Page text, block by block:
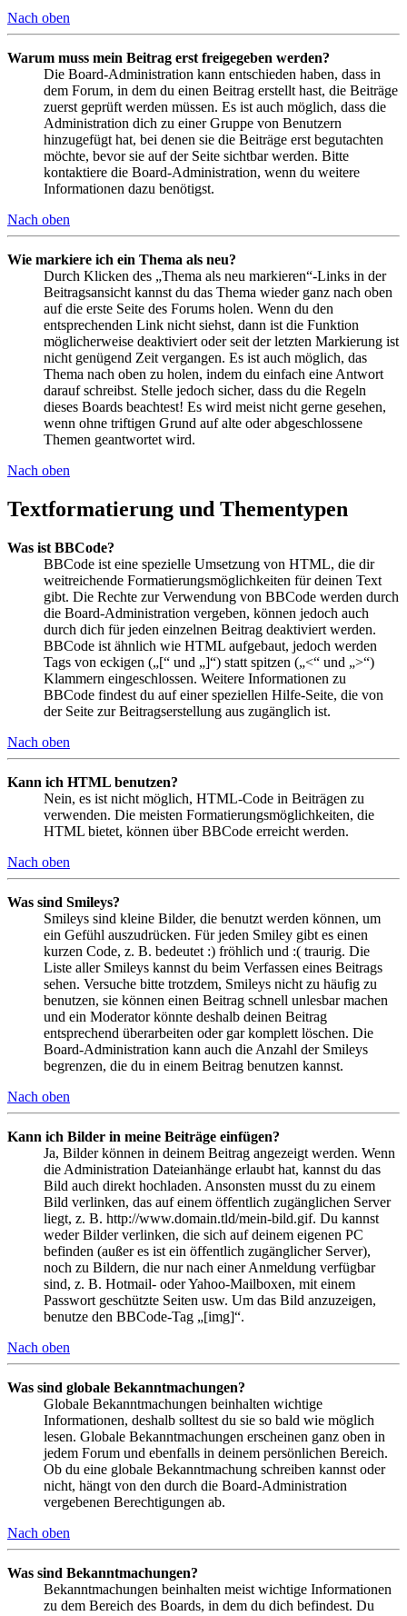
Nach oben
Warum muss mein Beitrag erst freigegeben werden?
Die Board-Administration kann entschieden haben, dass in
dem Forum, in dem du einen Beitrag erstellt hast, die Beiträge
zuerst geprüft werden müssen. Es ist auch möglich, dass die
Administration dich zu einer Gruppe von Benutzern
hinzugefügt hat, bei denen sie die Beiträge erst begutachten
möchte, bevor sie auf der Seite sichtbar werden. Bitte
kontaktiere die Board-Administration, wenn du weitere
Informationen dazu benötigst.
Nach oben
Wie markiere ich ein Thema als neu?
Durch Klicken des „Thema als neu markieren“-Links in der
Beitragsansicht kannst du das Thema wieder ganz nach oben
auf die erste Seite des Forums holen. Wenn du den
entsprechenden Link nicht siehst, dann ist die Funktion
möglicherweise deaktiviert oder seit der letzten Markierung ist
nicht genügend Zeit vergangen. Es ist auch möglich, das
Thema nach oben zu holen, indem du einfach eine Antwort
darauf schreibst. Stelle jedoch sicher, dass du die Regeln
dieses Boards beachtest! Es wird meist nicht gerne gesehen,
wenn ohne triftigen Grund auf alte oder abgeschlossene
Themen geantwortet wird.
Nach oben
Textformatierung und Thementypen
Was ist BBCode?
BBCode ist eine spezielle Umsetzung von HTML, die dir
weitreichende Formatierungsmöglichkeiten für deinen Text
gibt. Die Rechte zur Verwendung von BBCode werden durch
die Board-Administration vergeben, können jedoch auch
durch dich für jeden einzelnen Beitrag deaktiviert werden.
BBCode ist ähnlich wie HTML aufgebaut, jedoch werden
Tags von eckigen („[“ und „]“) statt spitzen („<“ und „>“)
Klammern eingeschlossen. Weitere Informationen zu
BBCode findest du auf einer speziellen Hilfe-Seite, die von
der Seite zur Beitragserstellung aus zugänglich ist.
Nach oben
Kann ich HTML benutzen?
Nein, es ist nicht möglich, HTML-Code in Beiträgen zu
verwenden. Die meisten Formatierungsmöglichkeiten, die
HTML bietet, können über BBCode erreicht werden.
Nach oben
Was sind Smileys?
Smileys sind kleine Bilder, die benutzt werden können, um
ein Gefühl auszudrücken. Für jeden Smiley gibt es einen
kurzen Code, z. B. bedeutet :) fröhlich und :( traurig. Die
Liste aller Smileys kannst du beim Verfassen eines Beitrags
sehen. Versuche bitte trotzdem, Smileys nicht zu häufig zu
benutzen, sie können einen Beitrag schnell unlesbar machen
und ein Moderator könnte deshalb deinen Beitrag
entsprechend überarbeiten oder gar komplett löschen. Die
Board-Administration kann auch die Anzahl der Smileys
begrenzen, die du in einem Beitrag benutzen kannst.
Nach oben
Kann ich Bilder in meine Beiträge einfügen?
Ja, Bilder können in deinem Beitrag angezeigt werden. Wenn
die Administration Dateianhänge erlaubt hat, kannst du das
Bild auch direkt hochladen. Ansonsten musst du zu einem
Bild verlinken, das auf einem öffentlich zugänglichen Server
liegt, z. B. http://www.domain.tld/mein-bild.gif. Du kannst
weder Bilder verlinken, die sich auf deinem eigenen PC
befinden (außer es ist ein öffentlich zugänglicher Server),
noch zu Bildern, die nur nach einer Anmeldung verfügbar
sind, z. B. Hotmail- oder Yahoo-Mailboxen, mit einem
Passwort geschützte Seiten usw. Um das Bild anzuzeigen,
benutze den BBCode-Tag „[img]“.
Nach oben
Was sind globale Bekanntmachungen?
Globale Bekanntmachungen beinhalten wichtige
Informationen, deshalb solltest du sie so bald wie möglich
lesen. Globale Bekanntmachungen erscheinen ganz oben in
jedem Forum und ebenfalls in deinem persönlichen Bereich.
Ob du eine globale Bekanntmachung schreiben kannst oder
nicht, hängt von den durch die Board-Administration
vergebenen Berechtigungen ab.
Nach oben
Was sind Bekanntmachungen?
Bekanntmachungen beinhalten meist wichtige Informationen
zu dem Bereich des Boards, in dem du dich befindest. Du